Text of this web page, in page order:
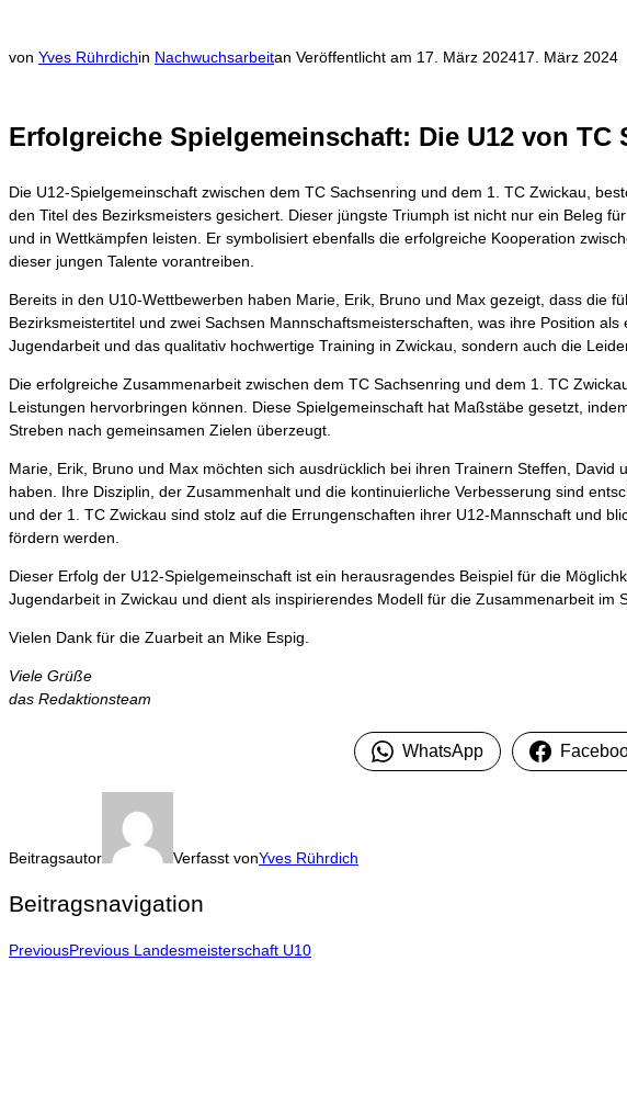
von Yves Rührdichin Nachwuchsarbeitan Veröffentlicht am 17. März 202417. März 2024
Erfolgreiche Spielgemeinschaft: Die U12 von TC
Die U12-Spielgemeinschaft zwischen dem TC Sachsenring und dem 1. TC Zwickau,
den Titel des Bezirksmeisters gesichert. Dieser jüngste Triumph ist nicht nur ein Beleg
und in Wettkämpfen leisten. Er symbolisiert ebenfalls die erfolgreiche Kooperation
dieser jungen Talente vorantreiben.
Bereits in den U10-Wettbewerben haben Marie, Erik, Bruno und Max gezeigt, dass die
Bezirksmeistertitel und zwei Sachsen Mannschaftsmeisterschaften, was ihre Position
Jugendarbeit und das qualitativ hochwertige Training in Zwickau, sondern auch die
Die erfolgreiche Zusammenarbeit zwischen dem TC Sachsenring und dem 1. TC
Leistungen hervorbringen können. Diese Spielgemeinschaft hat Maßstäbe gesetzt,
Streben nach gemeinsamen Zielen überzeugt.
Marie, Erik, Bruno und Max möchten sich ausdrücklich bei ihren Trainern Steffen,
haben. Ihre Disziplin, der Zusammenhalt und die kontinuierliche Verbesserung sind
und der 1. TC Zwickau sind stolz auf die Errungenschaften ihrer U12-Mannschaft und
fördern werden.
Dieser Erfolg der U12-Spielgemeinschaft ist ein herausragendes Beispiel für die
Jugendarbeit in Zwickau und dient als inspirierendes Modell für die Zusammenarbeit im
Vielen Dank für die Zuarbeit an Mike Espig.
Viele Grüße
das Redaktionsteam
WhatsApp
Beitragsautor Verfasst vonYves Rührdich
Beitragsnavigation
PreviousPrevious Landesmeisterschaft U10